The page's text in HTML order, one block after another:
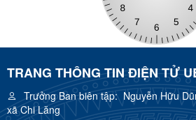
TRANG THÔNG TIN ĐIỆN TỬ
Trưởng Ban biên tập:Nguyễn Hữu
xã Chi Lăng